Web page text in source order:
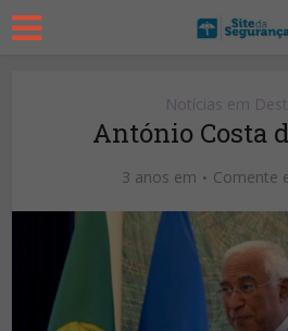
Notícias em
António Costa
3 anos em Comente